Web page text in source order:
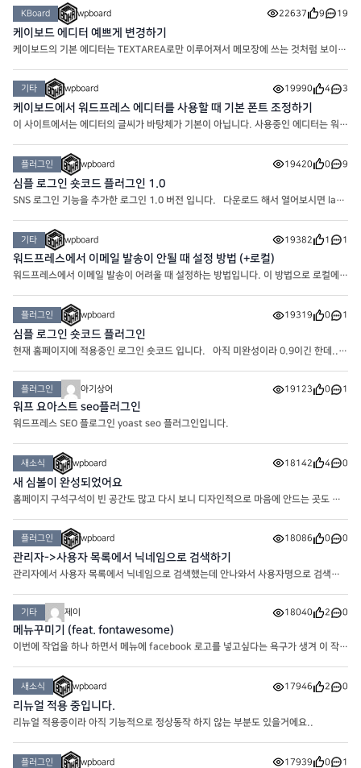
KBoard wpboard 22637 9 19
케이보드 에디터 예쁘게 변경하기
케이보드의 기본 에디터는 TEXTAREA로만 이루어져서 메모장에 쓰는 것처럼 보이기
재 워프보드의 게시판의 글쓰기 에디터는 위의 모양으로
기타 wpboard 19990 4 3
케이보드에서 워드프레스 에디터를 사용할 때 기본 폰트 조정하기
이 사이트에서는 에디터의 글씨가 바탕체가 기본이 아닙니다. 사용중인 에디터는 워드
습니다. 에디터의 폰트가 마음에 안들어서 썸머노트
플러그인 wpboard 19420 0 9
심플 로그인 숏코드 플러그인 1.0
SNS 로그인 기능을 추가한 로그인 1.0 버전 입니다. 다운로드 해서 열어보시면 layo
이아웃 입니다. 같은 폴더에 CSS에 원하시는 대로 코드를 적용
기타 wpboard 19382 1 1
워드프레스에서 이메일 발송이 안될 때 설정 방법 (+로컬)
워드프레스에서 이메일 발송이 어려울 때 설정하는 방법입니다. 이 방법으로 로컬에서
주세요. 설치하시면 최초로 나오는 화면 제일 아래에 SKIP을 누
플러그인 wpboard 19319 0 1
심플 로그인 숏코드 플러그인
현재 홈페이지에 적용중인 로그인 숏코드 입니다. 아직 미완성이라 0.9이긴 한데..
Logged out은 로그인 전 레이아웃이고 Logged in은 로그
플러그인 아기상어 19123 0 1
워프 요아스트 seo플러그인
워드프레스 SEO 플로그인 yoast seo 플러그인입니다.
새소식 wpboard 18142 4 0
새 심볼이 완성되었어요
홈페이지 구석구석이 빈 공간도 많고 다시 보니 디자인적으로 마음에 안드는 곳도 많
플러그인 wpboard 18086 0 0
관리자->사용자 목록에서 닉네임으로 검색하기
관리자에서 사용자 목록에서 닉네임으로 검색했는데 안나와서 사용자명으로 검색하
미가 없고 우리가 찾고 싶은건 이름이나 닉네임이라..
기타 제이 18040 2 0
메뉴꾸미기 (feat. fontawesome)
이번에 작업을 하나 하면서 메뉴에 facebook 로고를 넣고싶다는 욕구가 생겨 이 작업
르겠는데 메뉴에 추가하는 거는 잘 모르겠더라구요. 그래서
새소식 wpboard 17946 2 0
리뉴얼 적용 중입니다.
리뉴얼 적용중이라 아직 기능적으로 정상동작 하지 않는 부분도 있을거에요..
플러그인 wpboard 17939 0 1